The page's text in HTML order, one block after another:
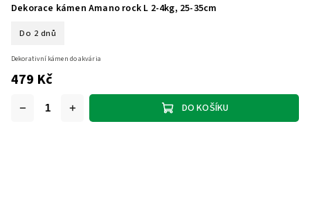
Dekorace kámen Amano rock L 2-4kg, 25-35cm
Do 2 dnů
479 Kč
DO KOŠÍKU
Dekorativní kámen do akvária